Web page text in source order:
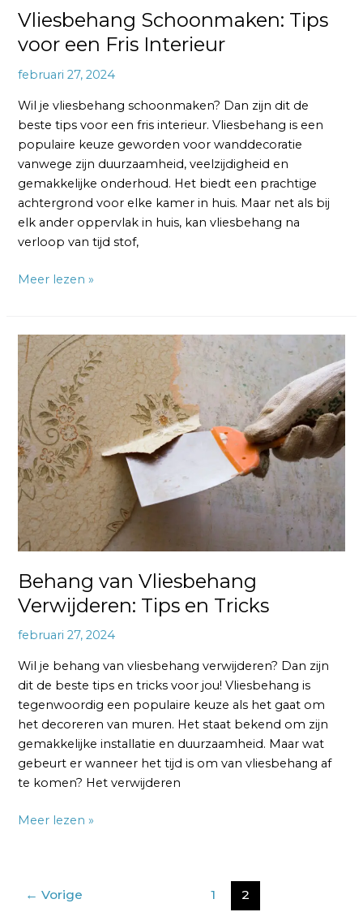
Vliesbehang Schoonmaken: Tips
voor een Fris Interieur
februari 27, 2024
Wil je vliesbehang schoonmaken? Dan zijn dit de
beste tips voor een fris interieur. Vliesbehang is een
populaire keuze geworden voor wanddecoratie
vanwege zijn duurzaamheid, veelzijdigheid en
gemakkelijke onderhoud. Het biedt een prachtige
achtergrond voor elke kamer in huis. Maar net als bij
elk ander oppervlak in huis, kan vliesbehang na
verloop van tijd stof,
Meer lezen »
Behang van Vliesbehang
Verwijderen: Tips en Tricks
februari 27, 2024
Wil je behang van vliesbehang verwijderen? Dan zijn
dit de beste tips en tricks voor jou! Vliesbehang is
tegenwoordig een populaire keuze als het gaat om
het decoreren van muren. Het staat bekend om zijn
gemakkelijke installatie en duurzaamheid. Maar wat
gebeurt er wanneer het tijd is om van vliesbehang af
te komen? Het verwijderen
Behang
van
Vliesbehang
Verwijderen:
Tips
en
Tricks
Meer lezen »
← Vorige 1 2